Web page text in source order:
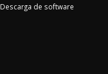
Descarga de software